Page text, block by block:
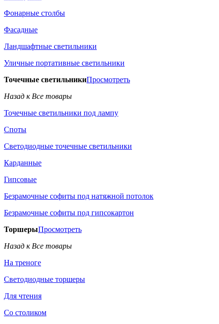
Фонарные столбы
Фасадные
Ландшафтные светильники
Уличные портативные светильники
Точечные светильникиПросмотреть
Назад к Все товары
Точечные светильники под лампу
Споты
Светодиодные точечные светильники
Карданные
Гипсовые
Безрамочные софиты под натяжной потолок
Безрамочные софиты под гипсокартон
ТоршерыПросмотреть
Назад к Все товары
На треноге
Светодиодные торшеры
Для чтения
Со столиком